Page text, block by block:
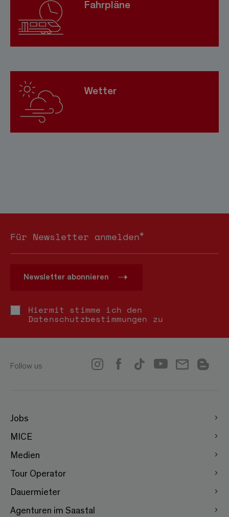
Fahrpläne
Wetter
Für Newsletter anmelden*
Newsletter abonnieren
Hiermit stimme ich den
Datenschutzbestimmungen zu
Follow us
Jobs
MICE
Medien
Tour Operator
Dauermieter
Agenturen im Saastal